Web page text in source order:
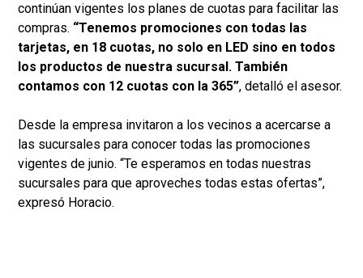
continúan vigentes los planes de cuotas para facilitar las
compras. “Tenemos promociones con todas las
tarjetas, en 18 cuotas, no solo en LED sino en todos
los productos de nuestra sucursal. También
contamos con 12 cuotas con la 365”, detalló el asesor.
Desde la empresa invitaron a los vecinos a acercarse a
las sucursales para conocer todas las promociones
vigentes de junio. “Te esperamos en todas nuestras
sucursales para que aproveches todas estas ofertas”,
expresó Horacio.